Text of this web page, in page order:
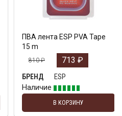
ПВА лента ESP PVA Tape
15 m
810₽ 713 ₽
БРЕНД
ESP
Наличие
В КОРЗИНУ